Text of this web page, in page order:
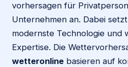
vorhersagen für
Unternehmen an. Dabei setzt
modernste Technologie und
Expertise. Die
wetteronline basieren auf